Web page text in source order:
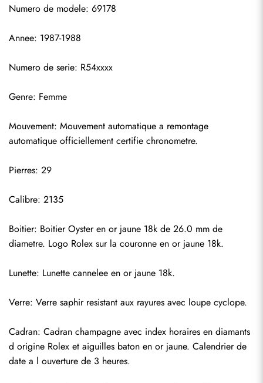
Numero de modele: 69178
Annee: 1987-1988
Numero de serie: R54xxxx
Genre: Femme
Mouvement: Mouvement automatique a remontage
automatique officiellement certifie chronometre.
Pierres: 29
Calibre: 2135
Boitier: Boitier Oyster en or jaune 18k de 26.0 mm de
diametre. Logo Rolex sur la couronne en or jaune 18k.
Lunette: Lunette cannelee en or jaune 18k.
Verre: Verre saphir resistant aux rayures avec loupe cyclope.
Cadran: Cadran champagne avec index horaires en diamants
d origine Rolex et aiguilles baton en or jaune. Calendrier de
date a l ouverture de 3 heures.